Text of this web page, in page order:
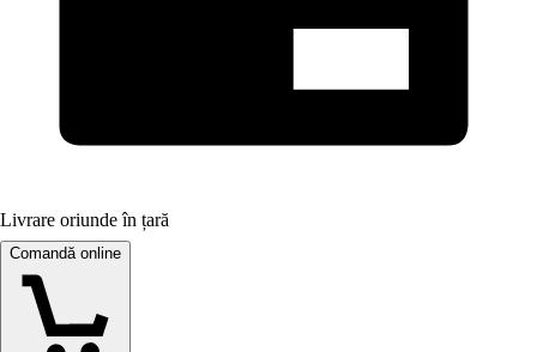
Livrare oriunde în țară
Comandă online